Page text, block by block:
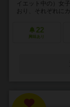
イエット中の）女
おり、それぞれに
22
興味あり